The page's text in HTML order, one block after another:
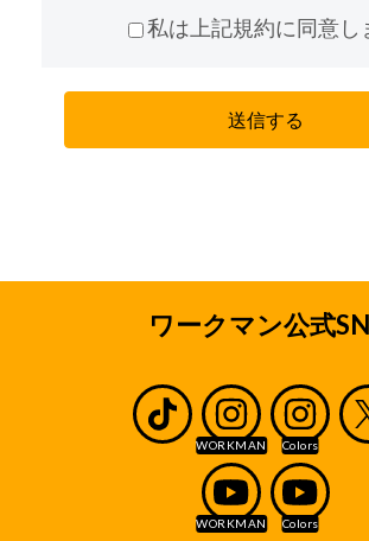
あると共に、弊社の社会的責務である
ります。弊社は、責任をもって個人情
き、本サイトを通じて収集する個人情
を通じてお客様から収集させていただ
住所、電話番号、メールアドレス等、
弊社の直営店及びワークマンとフラン
クマンとエリアフランチャイズ契約を
るエリアフランチャイジーの直営店及
含みます。以下、直営店と加盟店をあ
舗」といいます。)の採用業務、ならび
くは入社後の人事管理に必要な範囲に
取り扱いいたします。
私は上記規約に同意し
ワークマン公式